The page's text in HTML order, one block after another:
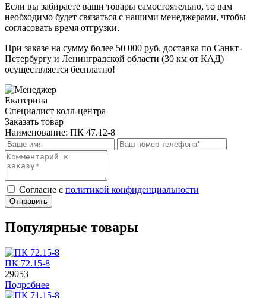
Если вы забираете ваши товары самостоятельно, то вам
необходимо будет связаться с нашими менеджерами, чтобы
согласовать время отгрузки.
При заказе на сумму более 50 000 руб. доставка по Санкт-
Петербургу и Ленинградской области (30 км от КАД)
осуществляется бесплатно!
Екатерина
Специалист колл-центра
Заказать товар
Наименование: ПК 47.12-8
Cогласие с политикой конфиденциальности
Отправить
Популярные товары
ПК 72.15-8
29053
Подробнее